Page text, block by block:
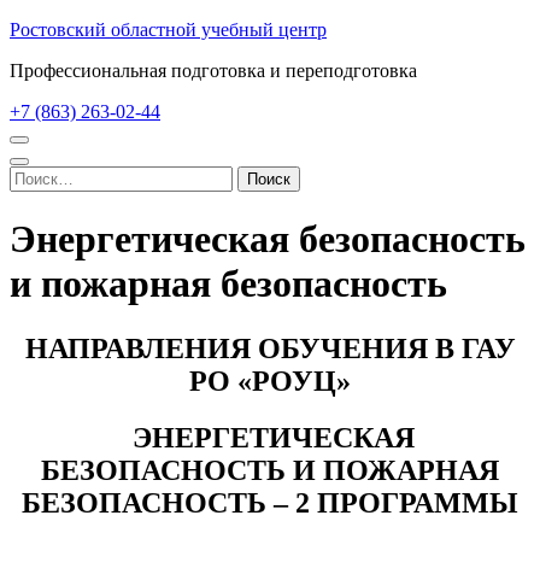
Перейти
содержимому
Enter)
Ростовский областной учебный центр
Профессиональная подготовка и переподготовка
+7 (863) 263-02-44
Найти:
Энергетическая безопасность
и пожарная безопасность
НАПРАВЛЕНИЯ ОБУЧЕНИЯ В ГАУ
РО «РОУЦ»
ЭНЕРГЕТИЧЕСКАЯ
БЕЗОПАСНОСТЬ И ПОЖАРНАЯ
БЕЗОПАСНОСТЬ – 2 ПРОГРАММЫ